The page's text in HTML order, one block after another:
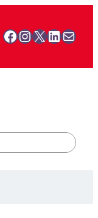
Facebook
Instagram
X Mail